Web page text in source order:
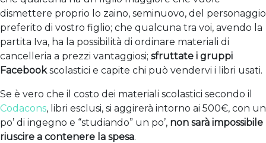
dismettere proprio lo zaino, seminuovo, del personaggio
preferito di vostro figlio; che qualcuna tra voi, avendo la
partita Iva, ha la possibilità di ordinare materiali di
cancelleria a prezzi vantaggiosi; sfruttate i gruppi
Facebookscolastici e capite chi può vendervi i libri usati.
Se è vero che il costo dei materiali scolastici secondo il
Codacons, libri esclusi, si aggirerà intorno ai 500€, con un
po’ di ingegno e “studiando” un po’, non sarà impossibile
riuscire a contenere la spesa.